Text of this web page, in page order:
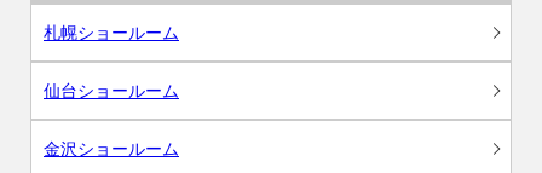
札幌ショールーム
仙台ショールーム
金沢ショールーム